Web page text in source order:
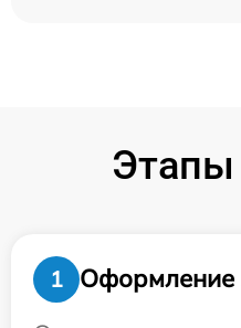
Этапы
1
Оформление